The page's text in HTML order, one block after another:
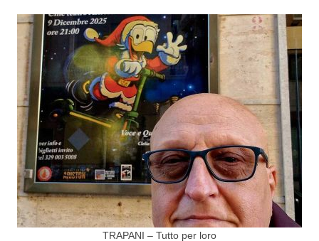
TRAPANI – Tutto per loro